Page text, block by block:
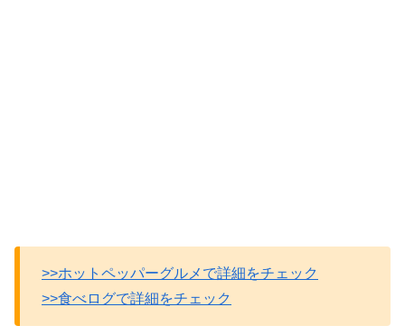
>>ホットペッパーグルメで詳細をチェック
>>食べログで詳細をチェック